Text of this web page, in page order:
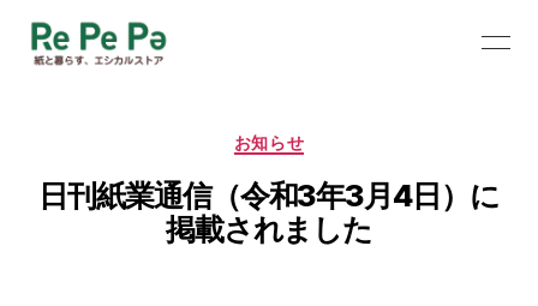
カ
ゴ
リ
ー
お知らせ
日刊紙業通信（令和3年3月4日）に
掲載されました